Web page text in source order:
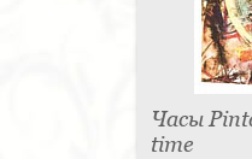
Часы
time